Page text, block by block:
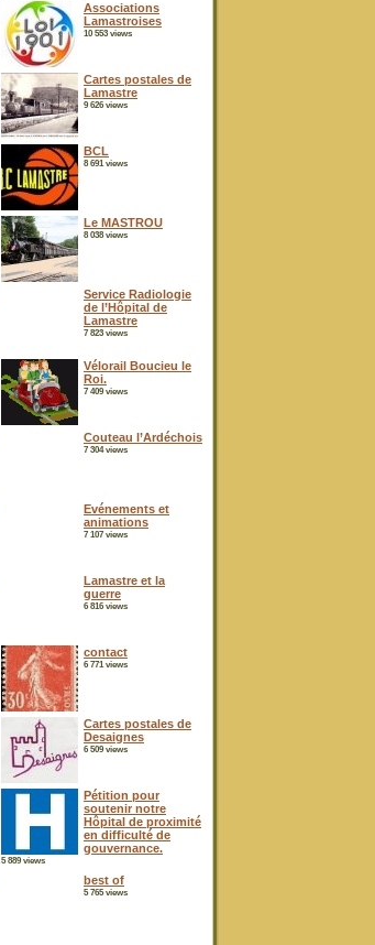
Associations
Lamastroises
10 553 views
Cartes postales de
Lamastre
9 626 views
BCL
8 691 views
Le MASTROU
8 038 views
Service Radiologie
de l’Hôpital de
Lamastre
7 823 views
Vélorail Boucieu le
Roi.
7 409 views
Couteau l’Ardéchois
7 304 views
Evénements et
animations
7 107 views
Lamastre et la
guerre
6 816 views
contact
6 771 views
Cartes postales de
Desaignes
6 509 views
Pétition pour
soutenir notre
Hôpital de proximité
en difficulté de
gouvernance.
5 889 views
best of
5 765 views